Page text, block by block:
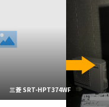
三菱 SRT-HPT374WF